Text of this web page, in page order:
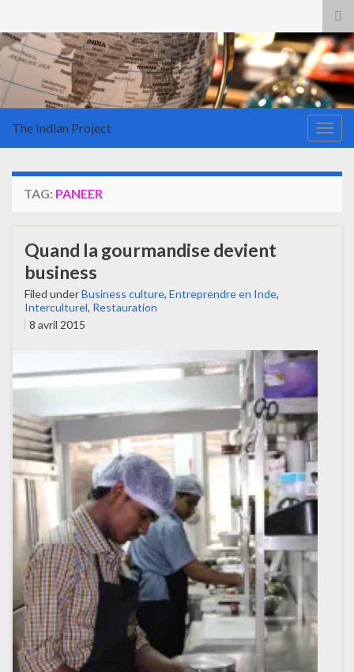
The Indian Project
TAG: PANEER
Quand la gourmandise devient
business
Filed underBusiness culture, Entreprendre en Inde,
Interculturel, Restauration
8 avril 2015